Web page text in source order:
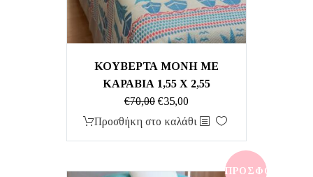
ΚΟΥΒΕΡΤΑ ΜΟΝΗ ΜΕ
ΚΑΡΑΒΙΑ 1,55 Χ 2,55
€70,00 Original
price
€35,00Η
τρέχουσα
€35,00.
Προσθήκη στο καλάθι
ΠΡΟΣΦΟΡΆ!